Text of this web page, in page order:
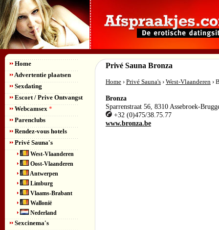
Home
Advertentie plaatsen
Sexdating
Escort / Prive Ontvangst
Webcamsex *
Parenclubs
Rendez-vous hotels
Privé Sauna's
West-Vlaanderen
Oost-Vlaanderen
Antwerpen
Limburg
Vlaams-Brabant
Wallonië
Nederland
Sexcinema's
Privé Sauna Bronza
Home › Privé Sauna's › West-Vlaanderen ›
Bronza
Sparrenstraat 56 8310 Assebroek-
+32 (0)475/38.75.77
www.bronza.be